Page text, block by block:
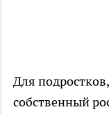
Для
собственный